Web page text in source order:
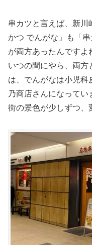
串カツと言えば、新川
かつ でんがな」も「
が両方あったんですよ
いつの間にやら、両方
は、でんがなは小児科
乃商店さんになってい
街の景色が少しずつ、